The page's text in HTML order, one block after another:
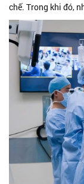
chế. Trong khi đó,
các phẫu thuật